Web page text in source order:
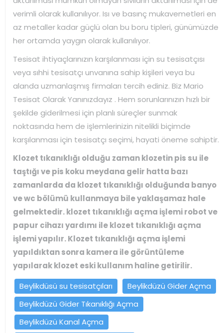
verimli olarak kullanılıyor. Isı ve basınç mukavemetleri en
az metaller kadar güçlü olan bu boru tipleri, günümüzde
her ortamda yaygın olarak kullanılıyor.
Tesisat ihtiyaçlarınızın karşılanması için su tesisatçısı
veya sıhhi tesisatçı unvanına sahip kişileri veya bu
alanda uzmanlaşmış firmaları tercih ediniz. Biz Mario
Tesisat Olarak Yanınızdayız . Hem sorunlarınızın hızlı bir
şekilde giderilmesi için planlı süreçler sunmak
noktasında hem de işlemlerinizin nitelikli biçimde
karşılanması için tesisatçı seçimi, hayati öneme sahiptir.
Klozet tıkanıklığı olduğu zaman klozetin pis su ile
taştığı ve pis koku meydana gelir hatta bazı
zamanlarda da klozet tıkanıklığı olduğunda banyo
ve wc bölümü kullanmaya bile yaklaşamaz hale
gelmektedir. klozet tıkanıklığı açma işlemi robot ve
papur cihazı yardımı ile klozet tıkanıklığı açma
işlemi yapılır. Klozet tıkanıklığı açma işlemi
yapıldıktan sonra kamera ile görüntüleme
yapılarak klozet eski kullanım haline getirilir.
Beylikdüsü su tesisatçıları
Beylikdüzü Gider Açma
Beylikdüzü Gider Tıkanıklığı Açma
Beylikdüzü Kanal Açma